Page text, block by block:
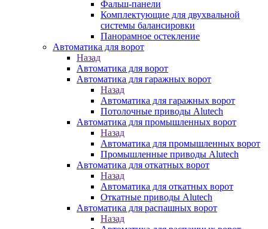
Фальш-панели
Комплектующие для двухвальной
системы балансировки
Панорамное остекление
Автоматика для ворот
Назад
Автоматика для ворот
Автоматика для гаражных ворот
Назад
Автоматика для гаражных ворот
Потолочные приводы Alutech
Автоматика для промышленных ворот
Назад
Автоматика для промышленных ворот
Промышленные приводы Alutech
Автоматика для откатных ворот
Назад
Автоматика для откатных ворот
Откатные приводы Alutech
Автоматика для распашных ворот
Назад